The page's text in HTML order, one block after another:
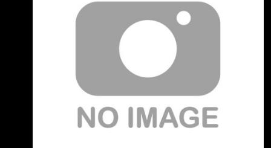
HURRICANE CENTER HONOLULU HI 2359
UTC MON JUL 13 2026 A. TROPICAL
DISTURBANCE 91C CP912026 B. 13/2230Z